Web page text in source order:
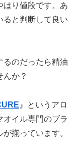
はり値段です。あ
ると判断して良い
るのだったら精油
んか？
』というアロ
オイル専門のブラ
揃っています。